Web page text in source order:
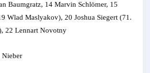
Baumgratz, 14 Marvin Schlömer, 15
Wlad Maslyakov), 20 Joshua Siegert (71.
22 Lennart Novotny
Nieber